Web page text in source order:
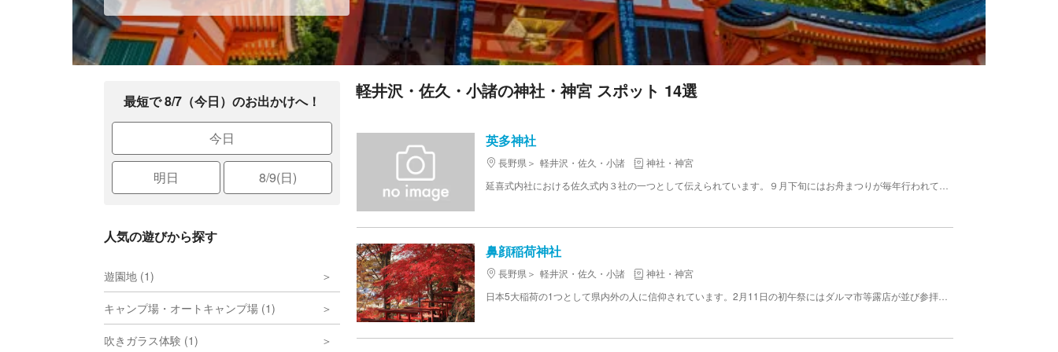
最短で 8/7（今日）のお出かけへ！
今日
明日 8/9(日)
人気の遊びから探す
遊園地 (1)
キャンプ場・オートキャンプ場 (1)
吹きガラス体験 (1)
軽井沢・佐久・小諸の神社・神宮 スポット 14選
英多神社
長野県 軽井沢・佐久・小諸
神社・神宮
鼻顔稲荷神社
長野県 軽井沢・佐久・小諸
神社・神宮